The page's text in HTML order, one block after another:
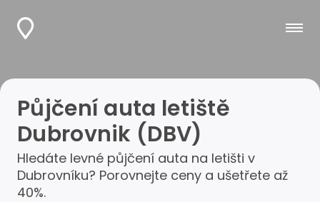
Půjčení auta letiště
Dubrovnik (DBV)
Hledáte levné půjčení auta na letišti v
Dubrovníku? Porovnejte ceny a ušetřete až
40%.